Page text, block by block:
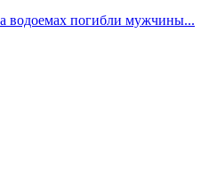
водоемах погибли мужчины...